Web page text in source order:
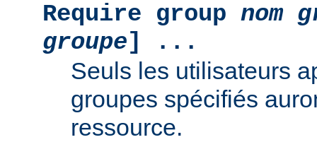
Require group nom
groupe] ...
Seuls les utilisateurs
groupes spécifiés
ressource.